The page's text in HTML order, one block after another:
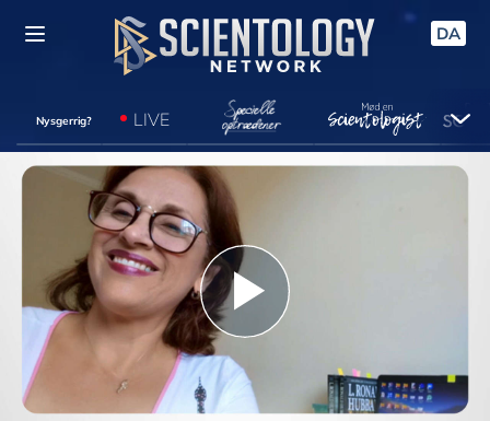
DA
Nysgerrig? LIVE
Play
Video